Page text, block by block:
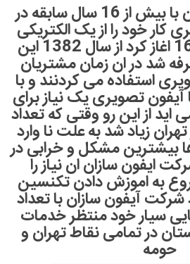
شرکت آیفون سازان با بیش از 16 سال سابقه در
کار خود را از یک الکتریکی
کوچک در منطقه 16 اغاز کرد از سال 1382 این
شد در ان زمان مشتریان
استفاده می کردنند و با
تصویری یک نیاز برای
از این رو وقتی که تعداد
زیاد شد به علت نا وارد
بیشترین مشکل و خرابی در
ایفون سازان ان نیاز را
به اموزش دادن تکنسین
آیفون سازان با تعداد
سیار خود منتظر خدمات
در تمامی نقاط تهران و
حومه